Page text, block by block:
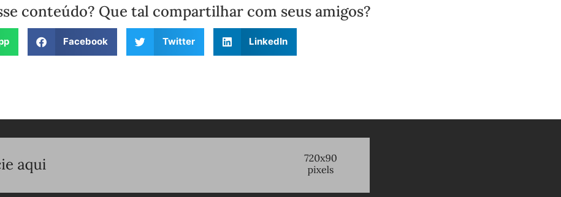
conteúdo? Que tal compartilhar com seus amigos?
Facebook Twitter LinkedIn